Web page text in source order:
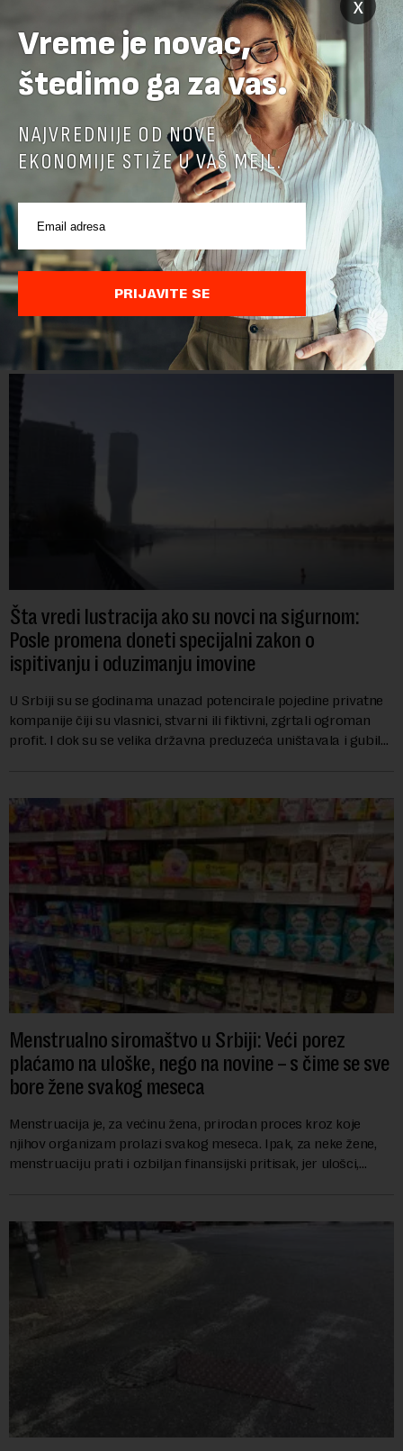
POVEZANI SADRŽAJI
Šta vredi lustracija ako su novci na sigurnom:
Posle promena doneti specijalni zakon o
ispitivanju i oduzimanju imovine
U Srbiji su se godinama unazad potencirale pojedine privatne
kompanije čiji su vlasnici, stvarni ili fiktivni, zgrtali ogroman
profit. I dok su se velika državna preduzeća uništavala i gubila
Menstrualno siromaštvo u Srbiji: Veći porez
plaćamo na uloške, nego na novine – s čime se sve
bore žene svakog meseca
Menstruacija je, za većinu žena, prirodan proces kroz koje
njihov organizam prolazi svakog meseca. Ipak, za neke žene,
menstruaciju prati i ozbiljan finansijski pritisak, jer ulošci,
x
Vreme je novac,
štedimo ga za vas.
NAJVREDNIJE OD NOVE
EKONOMIJE STIŽE U VAŠ MEJL.
PRIJAVITE SE